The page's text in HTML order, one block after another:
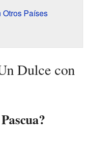
Países
Dulce con